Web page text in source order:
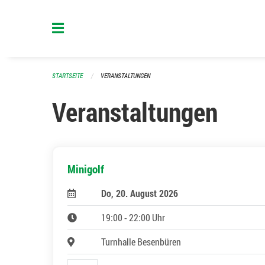
STARTSEITE VERANSTALTUNGEN
Veranstaltungen
Minigolf
Do, 20. August 2026
19:00 - 22:00 Uhr
Turnhalle Besenbüren